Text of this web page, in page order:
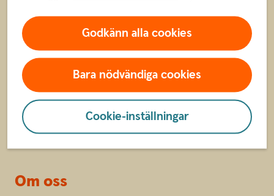
Godkänn alla cookies
Bara nödvändiga cookies
Cookie-inställningar
Sidfot
Hitta snabbt
Kontakta oss
Spärrhjälp
Bli kund
Priser, räntor och kurser
Om oss